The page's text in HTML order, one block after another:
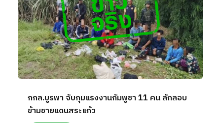
กกล.บูรพา จับกุมแรงงานกัมพูชา 11 คน ลักลอบ
ข้ามชายแดนสระแก้ว